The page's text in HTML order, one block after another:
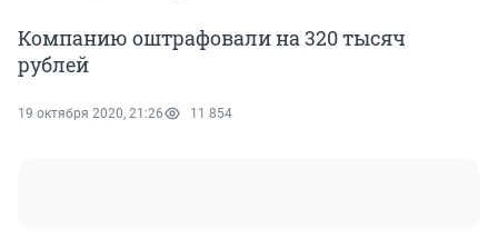
Компанию оштрафовали на 320 тысяч
рублей
19 октября 2020, 21:26 11 854